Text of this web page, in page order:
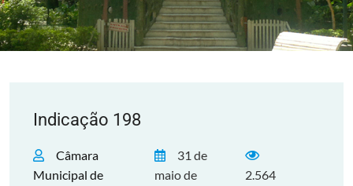
Indicação 198
Câmara
Municipal de
31 de
maio de
2.564